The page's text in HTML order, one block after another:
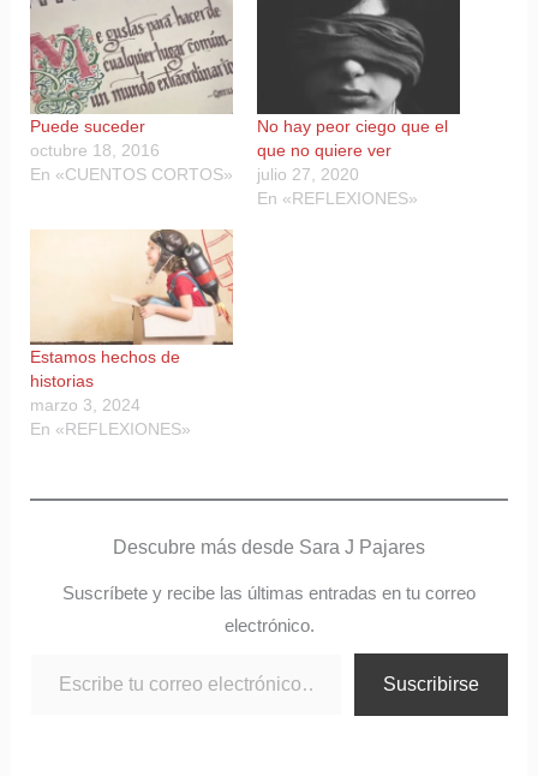
Puede suceder
octubre 18, 2016
En «CUENTOS CORTOS»
No hay peor ciego que el
que no quiere ver
julio 27, 2020
En «REFLEXIONES»
Estamos hechos de
historias
marzo 3, 2024
En «REFLEXIONES»
Descubre más desde Sara J Pajares
Suscríbete y recibe las últimas entradas en tu correo
electrónico.
Suscribirse